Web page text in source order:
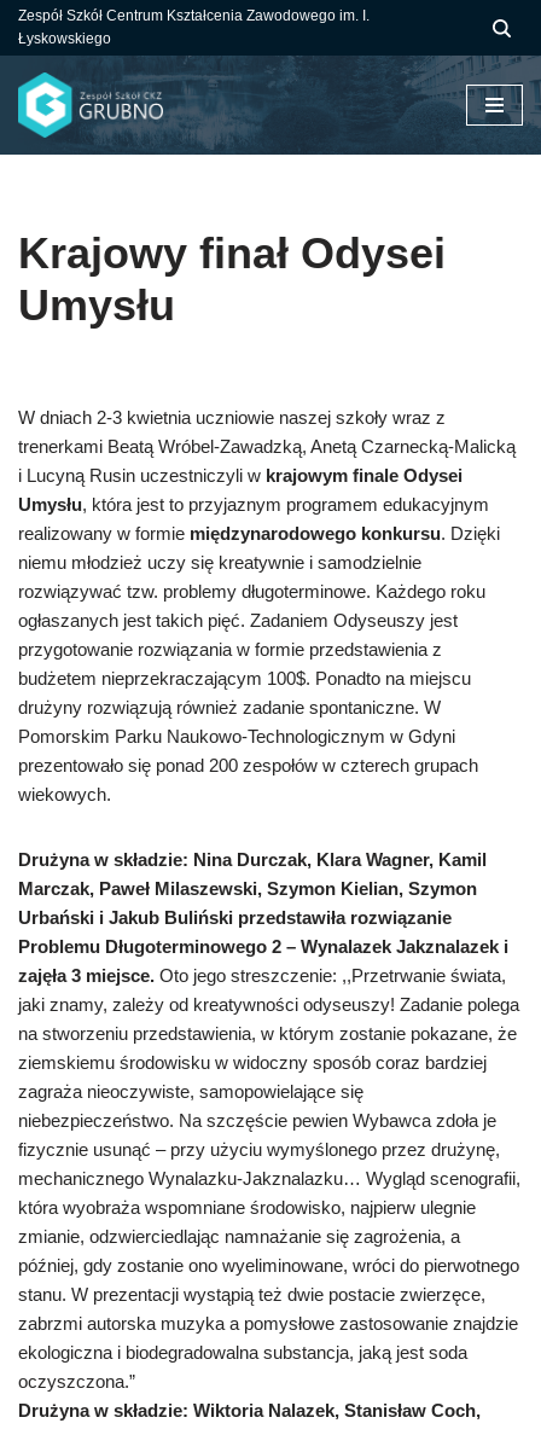
do
treści
Zespół Szkół Centrum Kształcenia Zawodowego im. I.
Łyskowskiego
Krajowy finał Odysei
Umysłu
W dniach 2-3 kwietnia uczniowie naszej szkoły wraz z
trenerkami Beatą Wróbel-Zawadzką, Anetą Czarnecką-Malicką
i Lucyną Rusin uczestniczyli w krajowym finale Odysei
Umysłu, która jest to przyjaznym programem edukacyjnym
realizowany w formie międzynarodowego konkursu. Dzięki
niemu młodzież uczy się kreatywnie i samodzielnie
rozwiązywać tzw. problemy długoterminowe. Każdego roku
ogłaszanych jest takich pięć. Zadaniem Odyseuszy jest
przygotowanie rozwiązania w formie przedstawienia z
budżetem nieprzekraczającym 100$. Ponadto na miejscu
drużyny rozwiązują również zadanie spontaniczne. W
Pomorskim Parku Naukowo-Technologicznym w Gdyni
prezentowało się ponad 200 zespołów w czterech grupach
wiekowych.
Drużyna w składzie: Nina Durczak, Klara Wagner, Kamil
Marczak, Paweł Milaszewski, Szymon Kielian, Szymon
Urbański i Jakub Buliński przedstawiła rozwiązanie
Problemu Długoterminowego 2 – Wynalazek Jakznalazek i
zajęła 3 miejsce. Oto jego streszczenie: ,,Przetrwanie świata,
jaki znamy, zależy od kreatywności odyseuszy! Zadanie polega
na stworzeniu przedstawienia, w którym zostanie pokazane, że
ziemskiemu środowisku w widoczny sposób coraz bardziej
zagraża nieoczywiste, samopowielające się
niebezpieczeństwo. Na szczęście pewien Wybawca zdoła je
fizycznie usunąć – przy użyciu wymyślonego przez drużynę,
mechanicznego Wynalazku-Jakznalazku… Wygląd scenografii,
która wyobraża wspomniane środowisko, najpierw ulegnie
zmianie, odzwierciedlając namnażanie się zagrożenia, a
później, gdy zostanie ono wyeliminowane, wróci do pierwotnego
stanu. W prezentacji wystąpią też dwie postacie zwierzęce,
zabrzmi autorska muzyka a pomysłowe zastosowanie znajdzie
ekologiczna i biodegradowalna substancja, jaką jest soda
oczyszczona.”
Drużyna w składzie: Wiktoria Nalazek, Stanisław Coch,